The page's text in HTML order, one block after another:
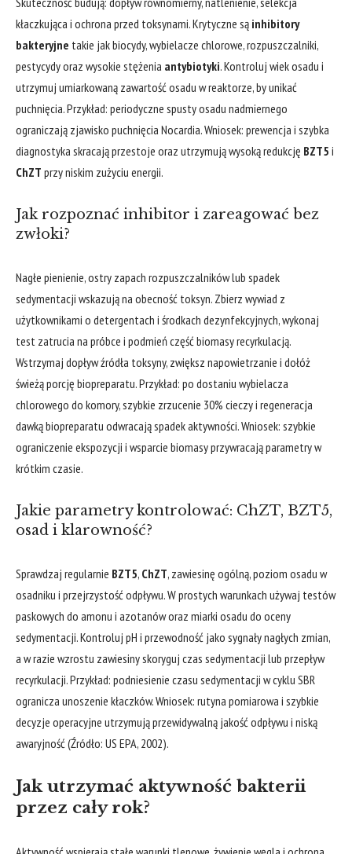
kłaczkująca i ochrona przed toksynami. Krytyczne są inhibitory
bakteryjne takie jak biocydy, wybielacze chlorowe, rozpuszczalniki,
pestycydy oraz wysokie stężenia antybiotyki. Kontroluj wiek osadu i
utrzymuj umiarkowaną zawartość osadu w reaktorze, by unikać
puchnięcia. Przykład: periodyczne spusty osadu nadmiernego
ograniczają zjawisko puchnięcia Nocardia. Wniosek: prewencja i szybka
diagnostyka skracają przestoje oraz utrzymują wysoką redukcję BZT5 i
ChZT przy niskim zużyciu energii.
Jak rozpoznać inhibitor i zareagować bez
zwłoki?
Nagłe pienienie, ostry zapach rozpuszczalników lub spadek
sedymentacji wskazują na obecność toksyn. Zbierz wywiad z
użytkownikami o detergentach i środkach dezynfekcyjnych, wykonaj
test zatrucia na próbce i podmień część biomasy recyrkulacją.
Wstrzymaj dopływ źródła toksyny, zwiększ napowietrzanie i dołóż
świeżą porcję biopreparatu. Przykład: po dostaniu wybielacza
chlorowego do komory, szybkie zrzucenie 30% cieczy i regeneracja
dawką biopreparatu odwracają spadek aktywności. Wniosek: szybkie
ograniczenie ekspozycji i wsparcie biomasy przywracają parametry w
krótkim czasie.
Jakie parametry kontrolować: ChZT, BZT5,
osad i klarowność?
Sprawdzaj regularnie BZT5, ChZT, zawiesinę ogólną, poziom osadu w
osadniku i przejrzystość odpływu. W prostych warunkach używaj testów
paskowych do amonu i azotanów oraz miarki osadu do oceny
sedymentacji. Kontroluj pH i przewodność jako sygnały nagłych zmian,
a w razie wzrostu zawiesiny skoryguj czas sedymentacji lub przepływ
recyrkulacji. Przykład: podniesienie czasu sedymentacji w cyklu SBR
ogranicza unoszenie kłaczków. Wniosek: rutyna pomiarowa i szybkie
decyzje operacyjne utrzymują przewidywalną jakość odpływu i niską
awaryjność (Źródło: US EPA, 2002).
Jak utrzymać aktywność bakterii
przez cały rok?